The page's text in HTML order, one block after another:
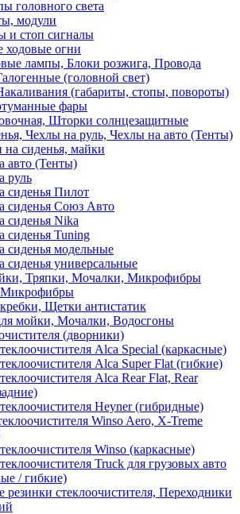
головного света
модули
и стоп сигналы
ходовые огни
лампы, Блоки розжига, Провода
(головной свет)
(габариты, стопы, повороты)
фары
Шторки солнцезащитные
Чехлы на руль, Чехлы на авто (Тенты)
сиденья, майки
авто (Тенты)
руль
сиденья Пилот
сиденья Союз Авто
сиденья Nika
сиденья Tuning
сиденья модельные
сиденья универсальные
Тряпки, Мочалки, Микрофибры
Микрофибры
Щетки антистатик
мойки, Мочалки, Водосгоны
(дворники)
Alca Special (каркасные)
Alca Super Flat (гибкие)
Alca Rear Flat, Rear
Heyner (гибридные)
Winso Aero, X-Treme
Winso (каркасные)
Truck для грузовых авто
/ гибкие)
стеклоочистителя, Переходники